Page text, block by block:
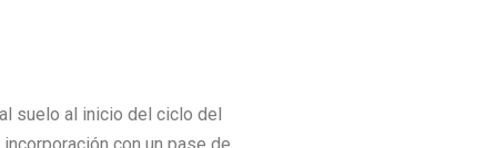
suelo al inicio del ciclo del